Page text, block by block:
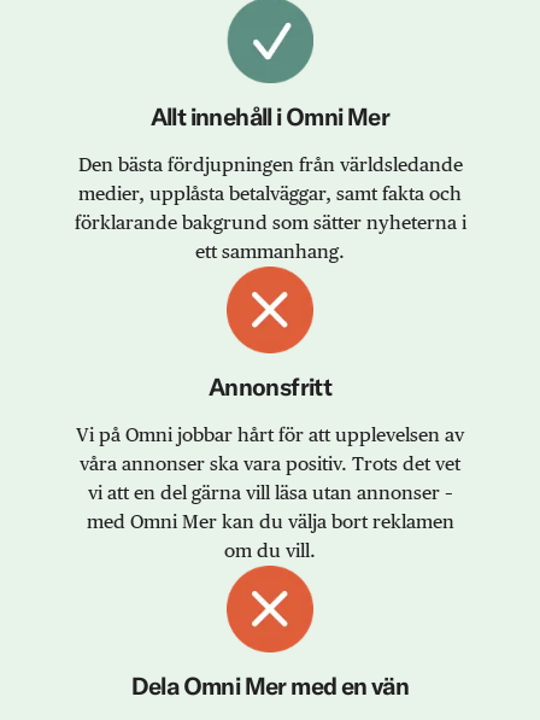
Allt innehåll i Omni Mer
Den bästa fördjupningen från världsledande
medier, upplåsta betalväggar, samt fakta och
förklarande bakgrund som sätter nyheterna i
ett sammanhang.
Annonsfritt
Vi på Omni jobbar hårt för att upplevelsen av
våra annonser ska vara positiv. Trots det vet
vi att en del gärna vill läsa utan annonser –
med Omni Mer kan du välja bort reklamen
om du vill.
Dela Omni Mer med en vän